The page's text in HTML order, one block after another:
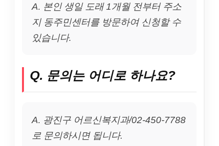
A. 본인 생일 도래 1개월 전부터 주소
지 동주민센터를 방문하여 신청할 수
있습니다.
Q. 문의는 어디로 하나요?
A. 광진구 어르신복지과/02-450-7788
로 문의하시면 됩니다.